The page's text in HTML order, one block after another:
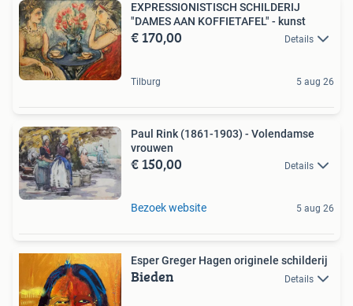
EXPRESSIONISTISCH SCHILDERIJ
"DAMES AAN KOFFIETAFEL" - kunst
€ 170,00 Details
Tilburg 5 aug 26
Paul Rink (1861-1903) - Volendamse
vrouwen
€ 150,00 Details
Bezoek website 5 aug 26
Esper Greger Hagen originele schilderij
Bieden Details